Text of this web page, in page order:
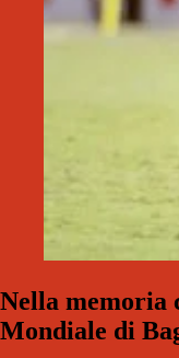
Nella memoria
Mondiale di